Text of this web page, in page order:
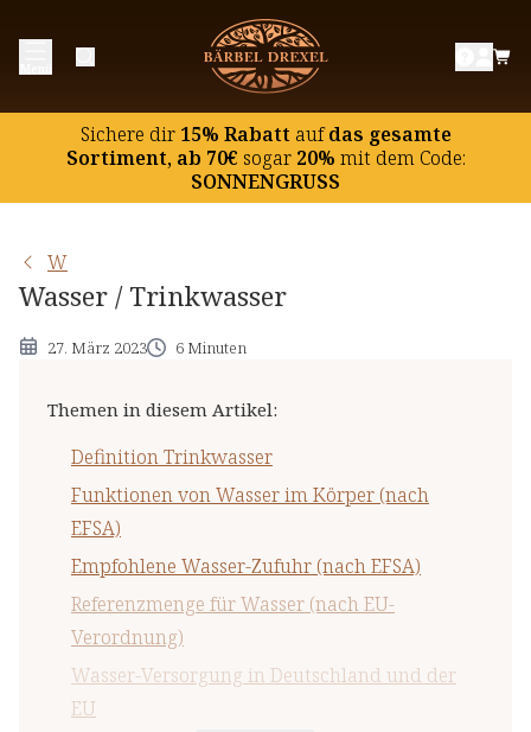
Sichere dir15% Rabatt aufdas gesamte
Sortiment, ab 70€ sogar20% mit dem Code:
SONNENGRUSS
W
Wasser / Trinkwasser
27. März 2023 6 Minuten
Themen in diesem Artikel:
Definition Trinkwasser
Funktionen von Wasser im Körper (nach
EFSA)
Empfohlene Wasser-Zufuhr (nach EFSA)
Referenzmenge für Wasser (nach EU-
Verordnung)
Wasser-Versorgung in Deutschland und der
EU
Definition Trinkwasser
Funktionen von Wasser im Körper (nach EFSA)
Empfohlene Wasser-Zufuhr (nach EFSA)
Referenzmenge für Wasser (nach EU-Verordnung)
Wasser-Versorgung in Deutschland und der EU
Maximale Wasser-Aufnahme pro Tag
Wichtige Hinweise